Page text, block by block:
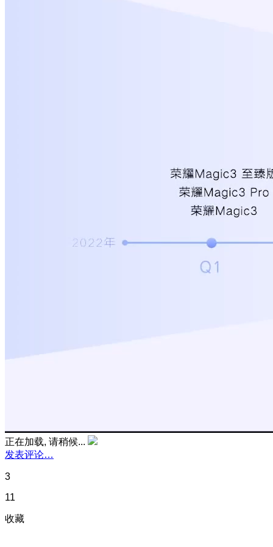
正在加载, 请稍候...
发表评论…
3
11
收藏